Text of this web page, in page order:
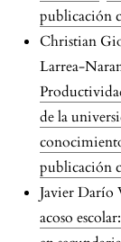
publicación
Christian
Larrea-
de la
publicación
Javier Darío
acoso